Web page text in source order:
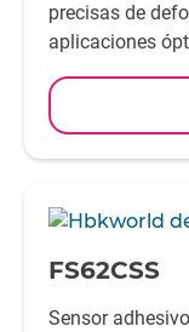
precisas de
aplicaciones
-
FS62CSS
Sensor